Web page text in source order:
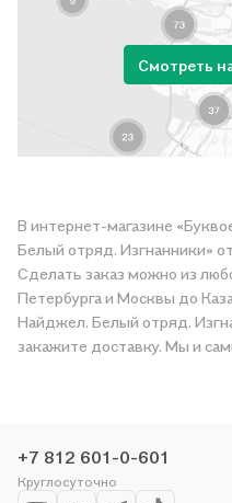
Смотреть
В интернет-магазине
Белый отряд. Изгнанники»
Сделать заказ можно из
Петербурга и Москвы до
Найджел. Белый отряд.
закажите доставку. Мы и
+7 812 601-0-601
Круглосуточно